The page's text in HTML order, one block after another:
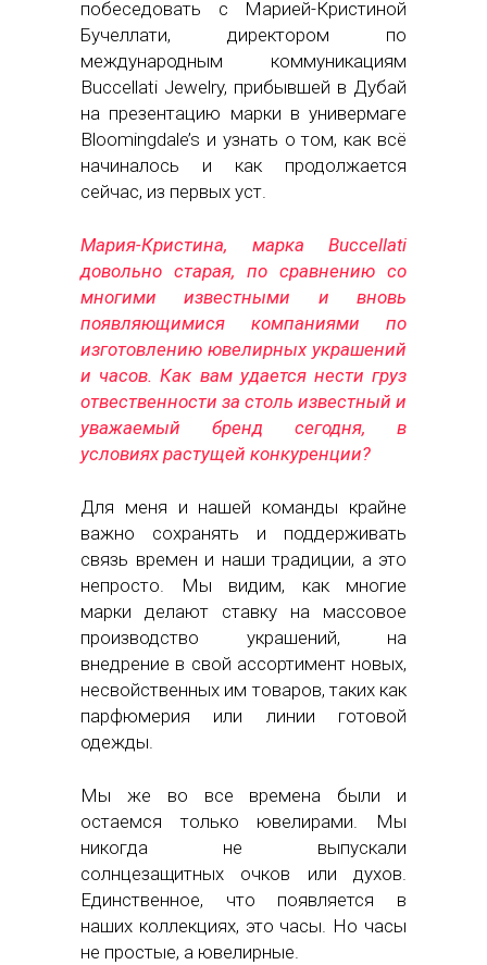
побеседовать с Марией-Кристиной
Бучеллати, директором по
международным коммуникациям
Buccellati Jewelry, прибывшей в Дубай
на презентацию марки в универмаге
Bloomingdale’s и узнать о том, как всё
начиналось и как продолжается
сейчас, из первых уст.
Мария-Кристина, марка Buccellati
довольно старая, по сравнению со
многими известными и вновь
появляющимися компаниями по
изготовлению ювелирных украшений
и часов. Как вам удается нести груз
отвественности за столь известный и
уважаемый бренд сегодня, в
условиях растущей конкуренции?
Для меня и нашей команды крайне
важно сохранять и поддерживать
связь времен и наши традиции, а это
непросто. Мы видим, как многие
марки делают ставку на массовое
производство украшений, на
внедрение в свой ассортимент новых,
несвойственных им товаров, таких как
парфюмерия или линии готовой
одежды.
Мы же во все времена были и
остаемся только ювелирами. Мы
никогда не выпускали
солнцезащитных очков или духов.
Единственное, что появляется в
наших коллекциях, это часы. Но часы
не простые, а ювелирные.